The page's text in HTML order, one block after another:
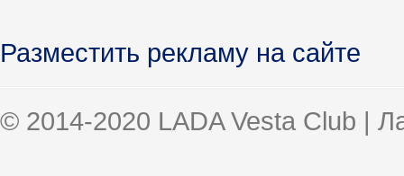
Разместить рекламу на сайте
© 2014-2020 LADA Vesta Club |